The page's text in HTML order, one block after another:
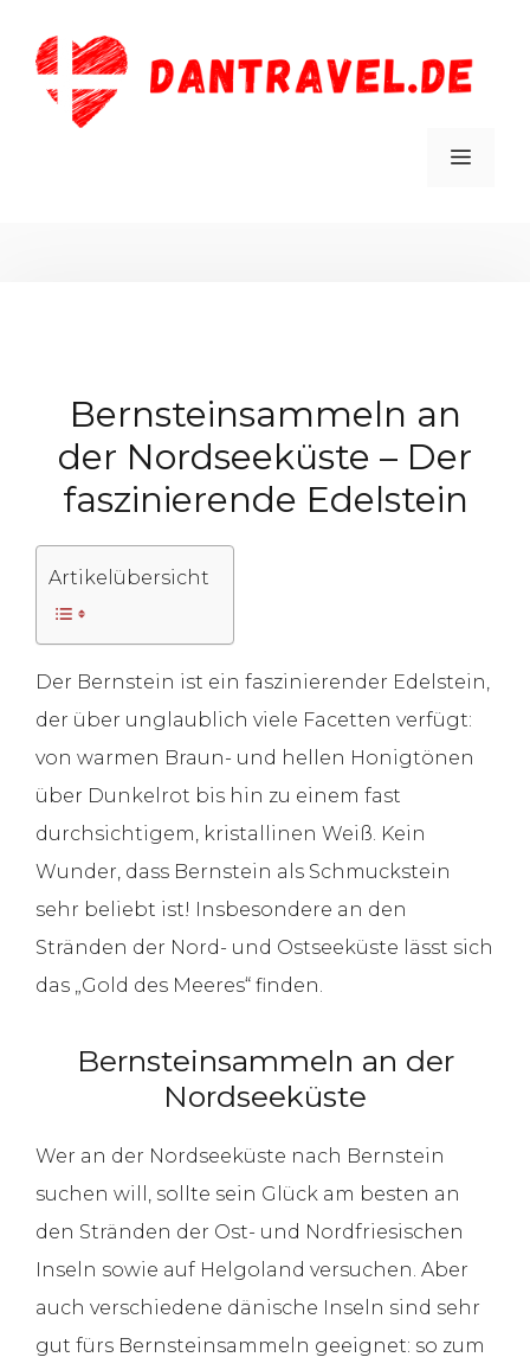
Inhalt
springen
Bernsteinsammeln an
der Nordseeküste – Der
faszinierende Edelstein
Artikelübersicht
Der Bernstein ist ein faszinierender Edelstein,
der über unglaublich viele Facetten verfügt:
von warmen Braun- und hellen Honigtönen
über Dunkelrot bis hin zu einem fast
durchsichtigem, kristallinen Weiß. Kein
Wunder, dass Bernstein als Schmuckstein
sehr beliebt ist! Insbesondere an den
Stränden der Nord- und Ostseeküste lässt sich
das „Gold des Meeres“ finden.
Bernsteinsammeln an der
Nordseeküste
Wer an der Nordseeküste nach Bernstein
suchen will, sollte sein Glück am besten an
den Stränden der Ost- und Nordfriesischen
Inseln sowie auf Helgoland versuchen. Aber
auch verschiedene dänische Inseln sind sehr
gut fürs Bernsteinsammeln geeignet: so zum